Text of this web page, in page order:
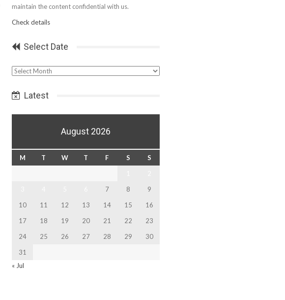
maintain the content confidential with us.
Check details
Select Date
Select
Latest
August 2026
M T W T F S
S
7 8
9
10
11 12 13 14 15
16
17
18 19 20 21 22
23
24
25 26 27 28 29
30
31
« Jul